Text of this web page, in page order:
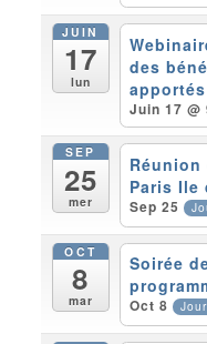
JUIN
17
lun
des
Juin 17 @
SEP
25
mer
Réunion
Paris Ile
Sep 25
OCT
8
mar
Soirée
Oct 8